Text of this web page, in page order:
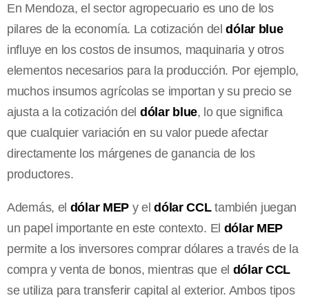
En Mendoza, el sector agropecuario es uno de los
pilares de la economía. La cotización deldólar blue
influye en los costos de insumos, maquinaria y otros
elementos necesarios para la producción. Por ejemplo,
muchos insumos agrícolas se importan y su precio se
ajusta a la cotización del dólar blue, lo que significa
que cualquier variación en su valor puede afectar
directamente los márgenes de ganancia de los
productores.
Además, el dólar MEP y eldólar CCLtambién juegan
un papel importante en este contexto. El dólar MEP
permite a los inversores comprar dólares a través de la
compra y venta de bonos, mientras que el dólar CCL
se utiliza para transferir capital al exterior. Ambos tipos